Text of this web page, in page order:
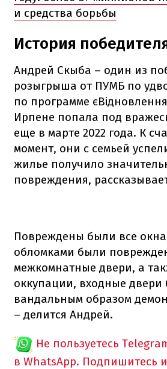
и средства борьбы
История
Андрей Скыба – один из
розыгрыша от ПУМБ по
по программе
Ирпене попала под
еще в марте 2022 года. К
момент, они с семьей
жилье получило
повреждения,
Повреждены были все
обломками были
межкомнатные двери, а
оккупации, входные двери
вандальным образом
– делится Андрей.
Не пользуетесь
в WhatsApp. Подпишитесь